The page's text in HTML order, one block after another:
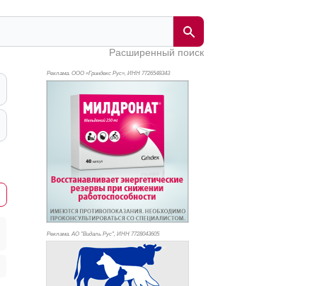
Расширенный поиск
Реклама. ООО «Гриндекс Рус», ИНН 7726548343
Реклама. АО "Видаль Рус", ИНН 7728043605